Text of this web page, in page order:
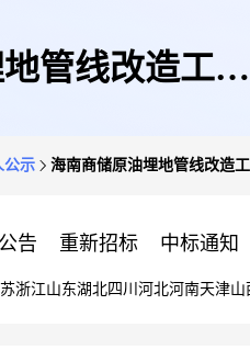
管线改造工程
公示 海南商储原油埋地管线改造
告 重新招标 中标通知
浙江山东湖北四川 河北河南天津山